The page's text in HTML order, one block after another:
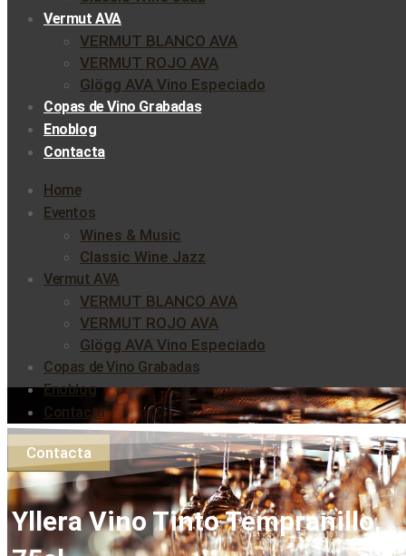
Vermut AVA
VERMUT BLANCO AVA
VERMUT ROJO AVA
Glögg AVA Vino Especiado
Copas de Vino Grabadas
Enoblog
Contacta
Home
Eventos
Wines & Music
Classic Wine Jazz
Vermut AVA
VERMUT BLANCO AVA
VERMUT ROJO AVA
Glögg AVA Vino Especiado
Copas de Vino Grabadas
Enoblog
Contacta
Contacta
Yllera Vino Tinto Tempranillo,